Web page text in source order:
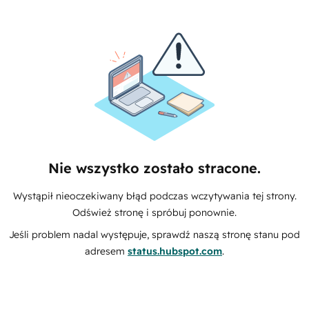
Nie wszystko zostało stracone.
Wystąpił nieoczekiwany błąd podczas wczytywania tej strony.
Odśwież stronę i spróbuj ponownie.
Jeśli problem nadal występuje, sprawdź naszą stronę stanu pod
adresem status.hubspot.com.